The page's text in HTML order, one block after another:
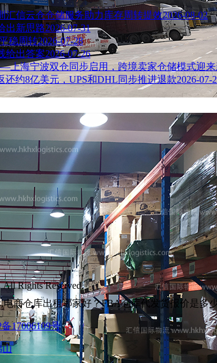
汇信云仓仓储服务助力库存周转提效2026-08-02
出新思路2026-07-31
稳周转2026-07-28
给出答案2026-07-26
海宁波双仓同步启用，跨境卖家仓储模式迎来
约8亿美元，UPS和DHL同步推进退款2026-07-
Rights Reserved.
商仓库出租哪家好？FBA仓库代发货报价是多
17006109号
山